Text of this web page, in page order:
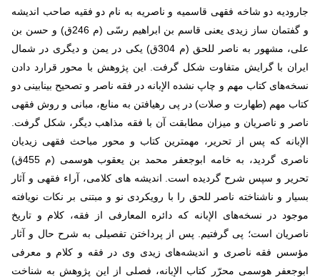
جارودیه دو شاخه فقهی قاسمیه و ناصریه به نام دو فقیه صاحب اندیشه
و گفتمان ساز زیدی یعنی قاسم بن ابراهیم رسّی (م 246ق) و حسن بن
علی، مشهور به ناصر للحق (م 304ق) یکی در یمن و دیگری در شمال
ایران با گرایش متفاوت شکل گرفت. این پژوهش با محور قرارد دادن
نسخه‌های کتاب مهم و چاپ نشده الإبانه در فقه ناصر و تصحیح بینابینی دو
کتاب مهم (طهارت و صلات) در پی رهیافتن به منابع، مبانی و روش فقهی
ناصر و ناصریان و میزان مطابقت آن با فقه مذاهب دیگر، شکل گرفت.
الإبانه که پس از تحریر، مهمترین کتاب و محور مباحث فقهی زیدیان
ناصری گردید، به خامه ابوجعفر محمد بن یعقوب هوسمی (م 455ق)
تحریر و سپس شرح گردیده است. اندیشه های کلامی، آراء فقهی و آثار
بسیار و ناشناخته ناصر للحق را با رویکردی نو و مبتنی بر نکات نویافته
موجود در نسخه‌های الإبانه که دائره المعارفی از فقه، کلام و تاریخ
ناصریان است؛ پی گرفتیم. پس از پرداختن تفصیلی به شرح حال و آثار
مؤسس فقه ناصری و اندیشه‌های زیدی وی در فقه و کلام و معرفی
ابوجعفر هوسمی محرّر کتاب الإبانه، فصلی از این پژوهش به شناخت